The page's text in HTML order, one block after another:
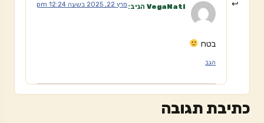
VegaNati הגיב: מרץ 22, 2025 בשעה 12:24 pm
בטח
הגב
כתיבת תגובה